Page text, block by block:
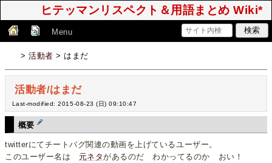
ヒテッマンリスペクト＆用語まとめ Wiki*
Menu
>活動者 > はまだ
活動者/はまだ
Last-modified: 2015-08-23 (日) 09:10:47
概要
twitterにてチートバグ関連の動画を上げているユーザー。
このユーザー名は 元ネタがあるのだ わかってるのか おい！